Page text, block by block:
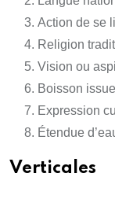
Action de se
Religion
Vision ou
Boisson
Expression
Étendue
Verticales